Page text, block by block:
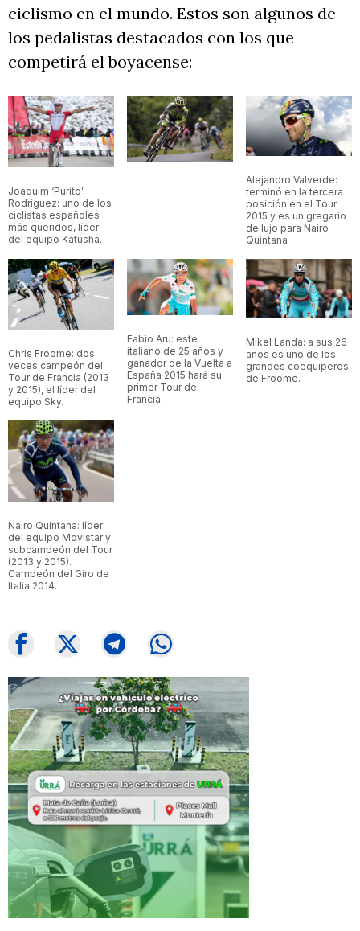
ciclismo en el mundo. Estos son algunos de
los pedalistas destacados con los que
competirá el boyacense:
Joaquim ‘Purito’
Rodríguez: uno de los
ciclistas españoles
más queridos, líder
del equipo Katusha.
Alejandro Valverde:
terminó en la tercera
posición en el Tour
2015 y es un gregario
de lujo para Nairo
Quintana
Chris Froome: dos
veces campeón del
Tour de Francia (2013
y 2015), el líder del
equipo Sky.
Fabio Aru: este
italiano de 25 años y
ganador de la Vuelta a
España 2015 hará su
primer Tour de
Francia.
Mikel Landa: a sus 26
años es uno de los
grandes coequiperos
de Froome.
Nairo Quintana: líder
del equipo Movistar y
subcampeón del Tour
(2013 y 2015).
Campeón del Giro de
Italia 2014.